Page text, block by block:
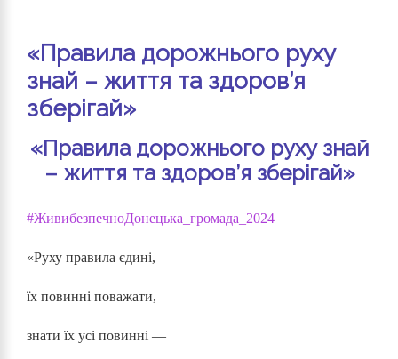
«Правила дорожнього руху
знай – життя та здоров’я
зберігай»
«Правила дорожнього руху знай
– життя та здоров’я зберігай»
#ЖивибезпечноДонецька_громада_2024
«Руху правила єдині,
їх повинні поважати,
знати їх усі повинні —